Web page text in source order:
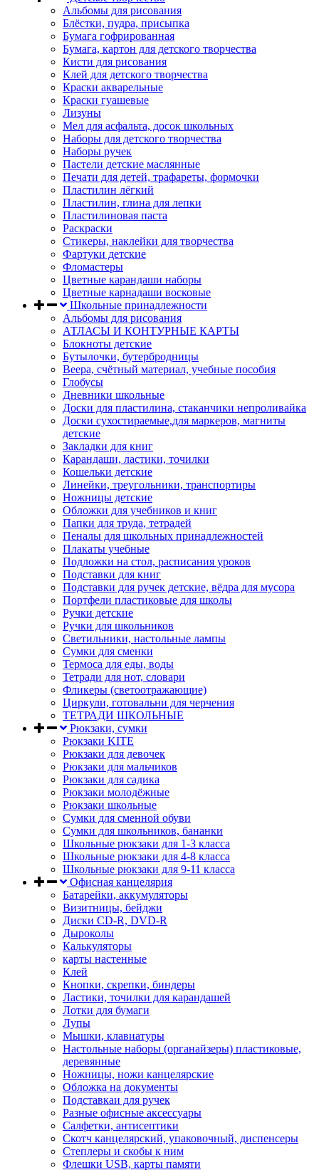
Альбомы для рисования
Блёстки, пудра, присыпка
Бумага гофрированная
Бумага, картон для детского творчества
Кисти для рисования
Клей для детского творчества
Краски акварельные
Краски гуашевые
Лизуны
Мел для асфальта, досок школьных
Наборы для детского творчества
Наборы ручек
Пастели детские маслянные
Печати для детей, трафареты, формочки
Пластилин лёгкий
Пластилин, глина для лепки
Пластилиновая паста
Раскраски
Стикеры, наклейки для творчества
Фартуки детские
Фломастеры
Цветные карандаши наборы
Цветные карнадаши восковые
Школьные принадлежности
Альбомы для рисования
АТЛАСЫ И КОНТУРНЫЕ КАРТЫ
Блокноты детские
Бутылочки, бутербродницы
Веера, счётный материал, учебные пособия
Глобусы
Дневники школьные
Доски для пластилина, стаканчики непроливайка
Доски сухостираемые,для маркеров, магниты
детские
Закладки для книг
Карандаши, ластики, точилки
Кошельки детские
Линейки, треугольники, транспортиры
Ножницы детские
Обложки для учебников и книг
Папки для труда, тетрадей
Пеналы для школьных принадлежностей
Плакаты учебные
Подложки на стол, расписания уроков
Подставки для книг
Подставки для ручек детские, вёдра для мусора
Портфели пластиковые для школы
Ручки детские
Ручки для школьников
Светильники, настольные лампы
Сумки для сменки
Термоса для еды, воды
Тетради для нот, словари
Фликеры (светоотражающие)
Циркули, готовальни для черчения
ТЕТРАДИ ШКОЛЬНЫЕ
Рюкзаки, сумки
Рюкзаки KITE
Рюкзаки для девочек
Рюкзаки для мальчиков
Рюкзаки для садика
Рюкзаки молодёжные
Рюкзаки школьные
Сумки для сменной обуви
Сумки для школьников, бананки
Школьные рюкзаки для 1-3 класса
Школьные рюкзаки для 4-8 класса
Школьные рюкзаки для 9-11 класса
Офисная канцелярия
Батарейки, аккумуляторы
Визитницы, бейджи
Диски CD-R, DVD-R
Дыроколы
Калькуляторы
карты настенные
Клей
Кнопки, скрепки, биндеры
Ластики, точилки для карандашей
Лотки для бумаги
Лупы
Мышки, клавиатуры
Настольные наборы (органайзеры) пластиковые,
деревянные
Ножницы, ножи канцелярские
Обложка на документы
Подставкаи для ручек
Разные офисные аксессуары
Салфетки, антисептики
Скотч канцелярский, упаковочный, диспенсеры
Степлеры и скобы к ним
Флешки USB, карты памяти